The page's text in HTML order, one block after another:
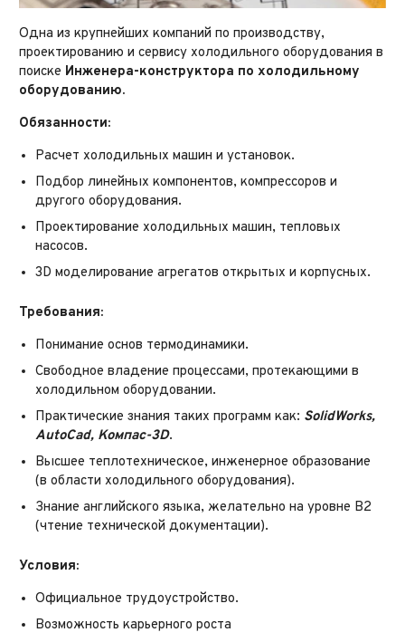
Одна из крупнейших компаний по производству,
проектированию и сервису холодильного оборудования в
поиске Инженера-конструктора по холодильному
оборудованию.
Обязанности:
Расчет холодильных машин и установок.
Подбор линейных компонентов, компрессоров и
другого оборудования.
Проектирование холодильных машин, тепловых
насосов.
3D моделирование агрегатов открытых и корпусных.
Требования:
Понимание основ термодинамики.
Свободное владение процессами, протекающими в
холодильном оборудовании.
Практические знания таких программ как: SolidWorks,
AutoCad, Компас-3D.
Высшее теплотехническое, инженерное образование
(в области холодильного оборудования).
Знание английского языка, желательно на уровне В2
(чтение технической документации).
Условия:
Официальное трудоустройство.
Возможность карьерного роста